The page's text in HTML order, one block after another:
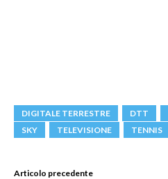
DIGITALE TERRESTRE DTT
SKY
TELEVISIONE TENNIS
Articolo precedente